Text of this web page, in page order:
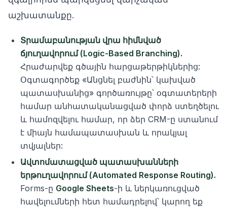
աշխատանքը.
Տրամաբանության վրա հիմնված
ճյուղավորում (Logic-Based Branching).
Հրաժարվեք գծային հարցաթերթիկներից:
Օգտագործեք «Անցնել բաժնին՝ կախված
պատասխանից» գործառույթը՝ օգտատերերի
համար անհատականացված փորձ ստեղծելու
և համոզվելու համար, որ ձեր CRM-ը ստանում
է միայն համապատասխան և որակյալ
տվյալներ:
Ավտոմատացված պատասխանների
երթուղավորում (Automated Response Routing).
Forms-ը Google Sheets-ի և ներկառուցված
հավելումների հետ համադրելով՝ կարող եք